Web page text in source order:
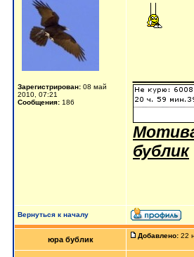
Зарегистрирован: 08 май
2010, 07:21
Сообщения: 186
бублик
Вернуться к началу
юра бублик Добавлено: 22